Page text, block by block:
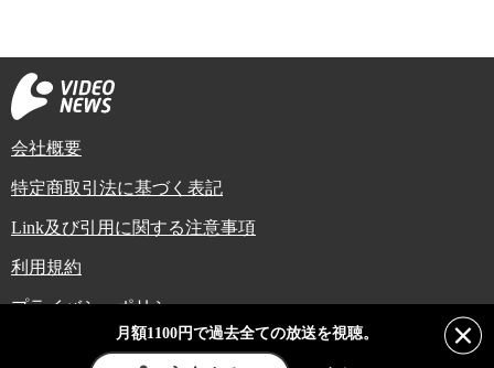
会社概要
特定商取引法に基づく表記
Link及び引用に関する注意事項
利用規約
プライバシーポリシー
Copyright (C) Video News Network. All rights reserved.
ビデオニュースに記載している記事、写真及び動画などは日本の著作権法や国
月額1100円で過去全ての放送を視聴。